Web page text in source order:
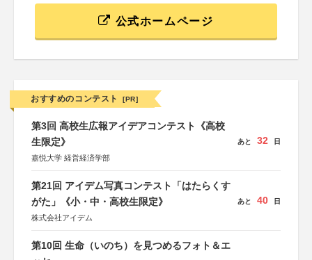
公式ホームページ
おすすめのコンテスト [PR]
第3回 高校生広報アイデアコンテスト《高校
生限定》
嘉悦大学 経営経済学部
あと 32 日
第21回 アイデム写真コンテスト「はたらくす
がた」《小・中・高校生限定》
株式会社アイデム
あと 40 日
第10回 生命（いのち）を見つめるフォト＆エ